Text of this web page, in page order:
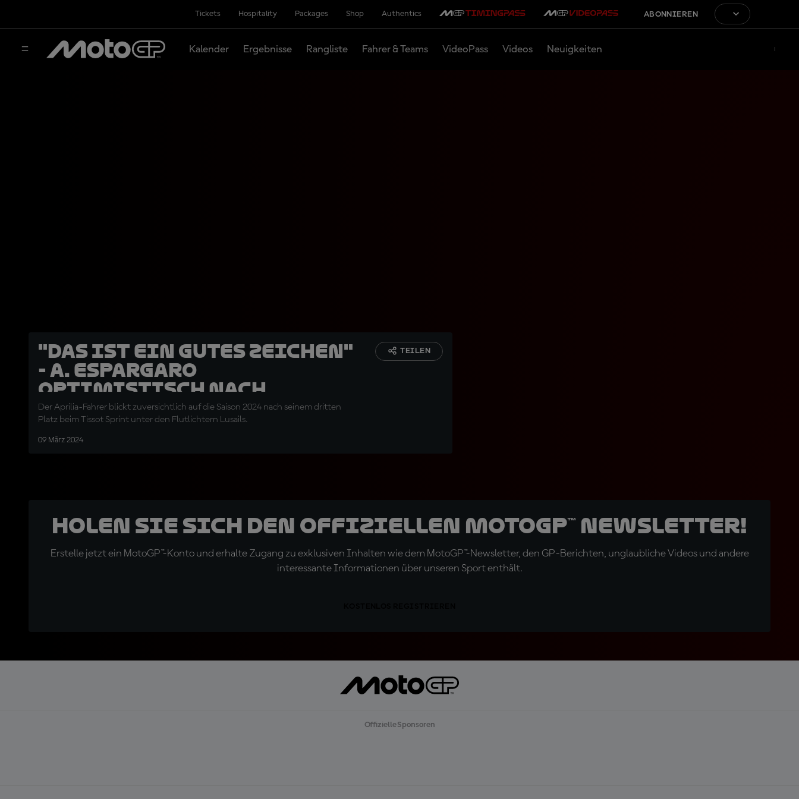
Tickets Hospitality Packages Shop Authentics ABONNIEREN
Kalender Ergebnisse Rangliste Fahrer & Teams VideoPass Videos Neuigkeiten
"Das ist ein gutes Zeichen"
- A. Espargaro
optimistisch nach
Podiumsplatz
Der Aprilia-Fahrer blickt zuversichtlich auf die Saison 2024 nach seinem dritten
Platz beim Tissot Sprint unter den Flutlichtern Lusails.
09 März 2024
TEILEN
Holen Sie sich den offiziellen MotoGP™ Newsletter!
Erstelle jetzt ein MotoGP™-Konto und erhalte Zugang zu exklusiven Inhalten wie dem MotoGP™-Newsletter, den GP-Berichten, unglaubliche Videos und andere
interessante Informationen über unseren Sport enthält.
Offizielle Sponsoren